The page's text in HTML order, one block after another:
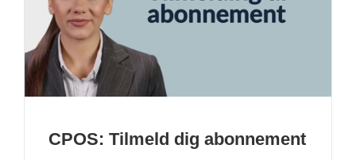
CPOS: Tilmeld dig abonnement